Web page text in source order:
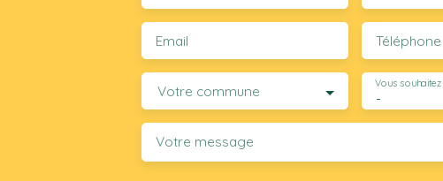
Email Téléphone
Votre commune -
Vous souhaitez
Votre message